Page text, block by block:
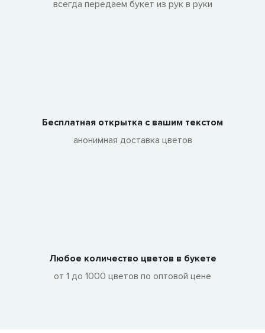
всегда передаем букет из рук в руки
Бесплатная открытка с вашим текстом
анонимная доставка цветов
Любое количество цветов в букете
от 1 до 1000 цветов по оптовой цене